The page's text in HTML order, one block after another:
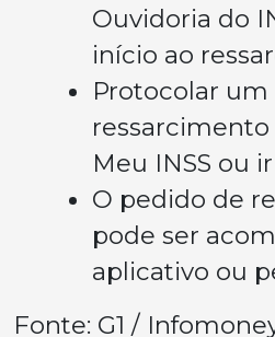
Ouvidoria do
início ao
Protocolar
Meu INSS ou
O pedido de
pode ser
aplicativo ou
Fonte: G1 /